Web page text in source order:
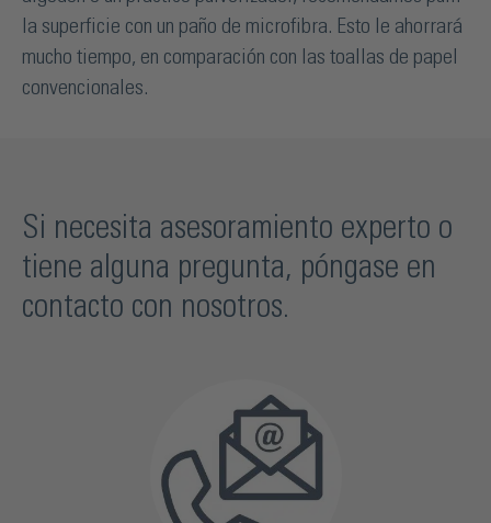
la superficie con un paño de microfibra. Esto le ahorrará
mucho tiempo, en comparación con las toallas de papel
convencionales.
Si necesita asesoramiento experto o
tiene alguna pregunta, póngase en
contacto con nosotros.